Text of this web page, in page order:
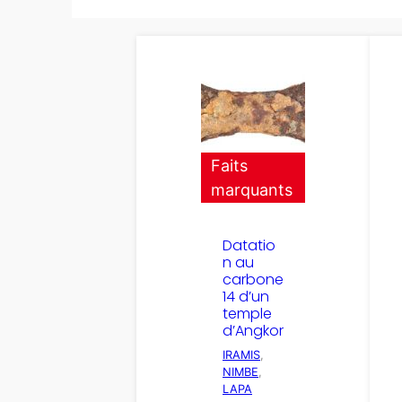
Faits
marquants
Datatio
n au
carbone
14 d’un
temple
d’Angkor
IRAMIS
NIMBE
LAPA